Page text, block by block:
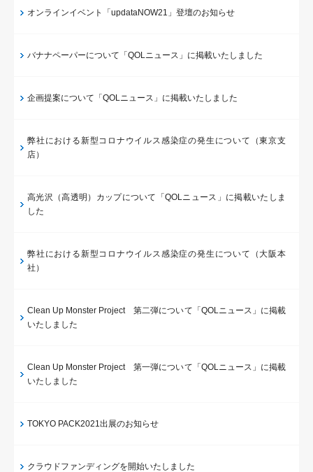
オンラインイベント「updataNOW21」登壇のお知らせ
バナナペーパーについて「QOLニュース」に掲載いたしました
企画提案について「QOLニュース」に掲載いたしました
弊社における新型コロナウイルス感染症の発生について（東京支
店）
高光沢（高透明）カップについて「QOLニュース」に掲載いたしま
した
弊社における新型コロナウイルス感染症の発生について（大阪本
社）
Clean Up Monster Project 第二弾について「QOLニュース」に掲載
いたしました
Clean Up Monster Project 第一弾について「QOLニュース」に掲載
いたしました
TOKYO PACK2021出展のお知らせ
クラウドファンディングを開始いたしました